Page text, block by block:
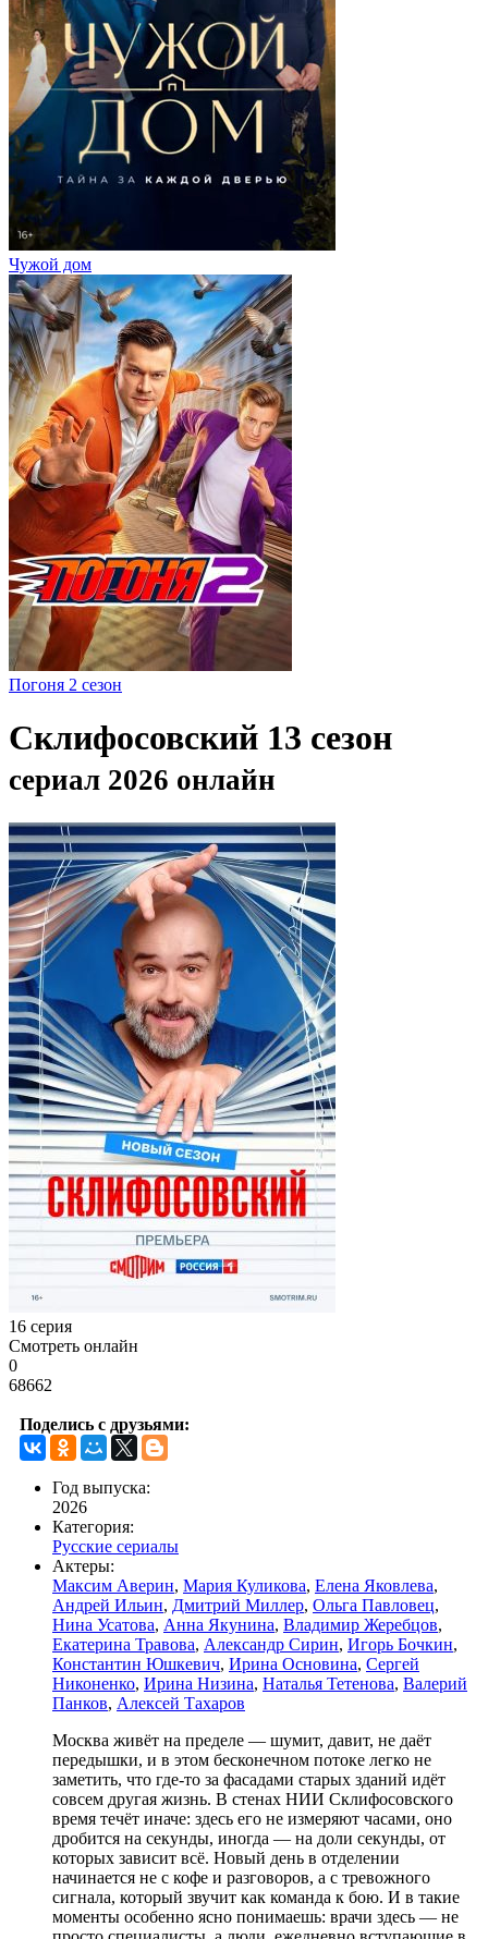
Чужой дом
Погоня 2 сезон
Склифосовский 13 сезон
сериал 2026 онлайн
16 серия
Смотреть онлайн
0
68662
Поделись с друзьями:
Год выпуска:
2026
Категория:
Русские сериалы
Актеры:
Максим Аверин, Мария Куликова, Елена Яковлева,
Андрей Ильин, Дмитрий Миллер, Ольга Павловец,
Нина Усатова, Анна Якунина, Владимир Жеребцов,
Екатерина Травова, Александр Сирин, Игорь Бочкин,
Константин Юшкевич, Ирина Основина, Сергей
Никоненко, Ирина Низина, Наталья Тетенова, Валерий
Панков, Алексей Тахаров
Москва живёт на пределе — шумит, давит, не даёт
передышки, и в этом бесконечном потоке легко не
заметить, что где-то за фасадами старых зданий идёт
совсем другая жизнь. В стенах НИИ Склифосовского
время течёт иначе: здесь его не измеряют часами, оно
дробится на секунды, иногда — на доли секунды, от
которых зависит всё. Новый день в отделении
начинается не с кофе и разговоров, а с тревожного
сигнала, который звучит как команда к бою. И в такие
моменты особенно ясно понимаешь: врачи здесь — не